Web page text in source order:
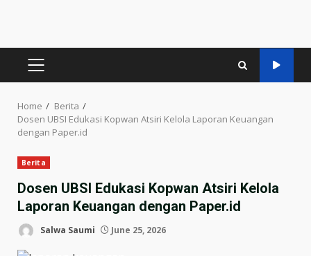
PRIMARY
Home
Berita
Dosen UBSI Edukasi Kopwan Atsiri Kelola Laporan Keuangan
dengan Paper.id
Berita
Dosen UBSI Edukasi Kopwan Atsiri Kelola
Laporan Keuangan dengan Paper.id
Salwa Saumi June 25, 2026